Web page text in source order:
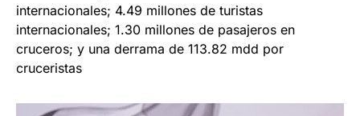
internacionales; 4.49 millones de turistas
internacionales; 1.30 millones de pasajeros en
cruceros; y una derrama de 113.82 mdd por
cruceristas